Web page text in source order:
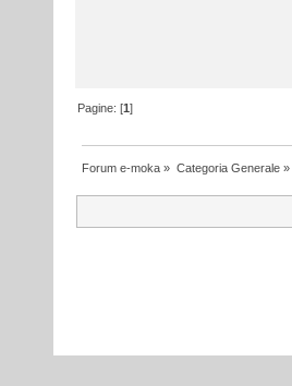
Pagine: [1]
Forum e-moka » Categoria Generale»